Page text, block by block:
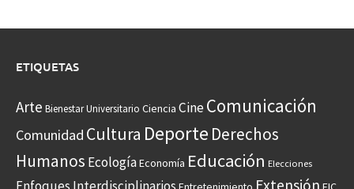
ETIQUETAS
Arte Bienestar Universitario Ciencia CineComunicación
Comunidad Cultura Deporte Derechos
Humanos EcologíaEconomía Educación Elecciones
Extensión